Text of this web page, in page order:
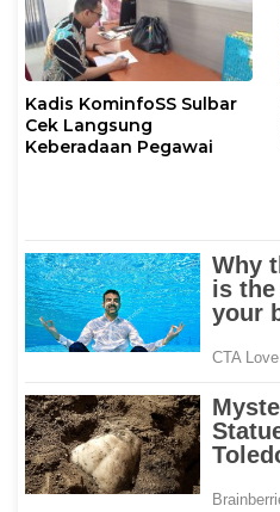
Kadis KominfoSS Sulbar
Cek Langsung
Keberadaan Pegawai